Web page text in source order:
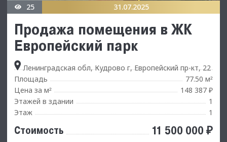
25 31.07.2025
Продажа помещения в ЖК
Европейский парк
Ленинградская обл, Кудрово г, Европейский пр-кт, 22
Площадь
77.50 м²
Цена за м²
148 387 ₽
Этажей в здании
1
Этаж
1
Стоимость 11 500 000 ₽